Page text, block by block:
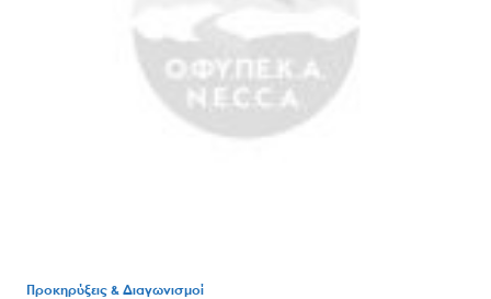
Προκηρύξεις & Διαγωνισμοί